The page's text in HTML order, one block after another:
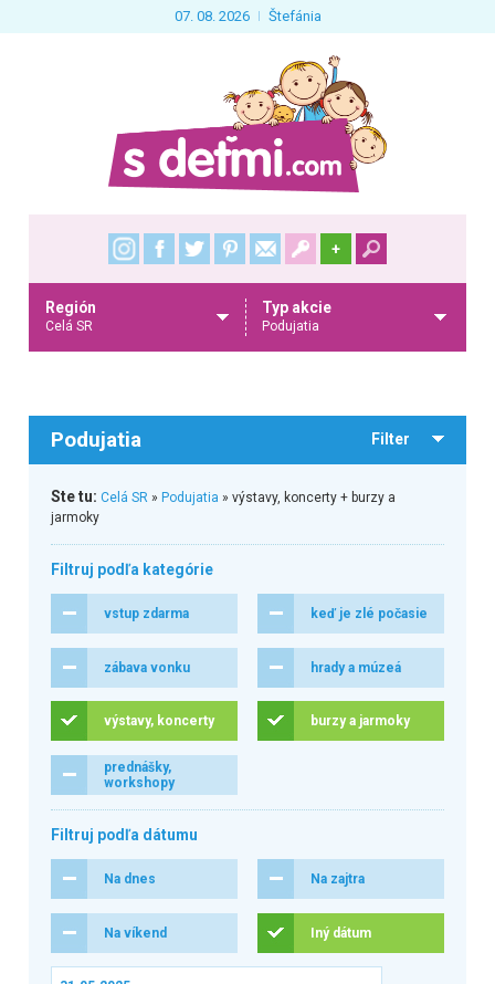
07. 08. 2026 Štefánia
+
Región
Celá SR
Typ akcie
Podujatia
Podujatia Filter
Ste tu: Celá SR» Podujatia » výstavy, koncerty + burzy a
jarmoky
Filtruj podľa kategórie
vstup zdarma keď je zlé počasie
zábava vonku hrady a múzeá
výstavy, koncerty burzy a jarmoky
prednášky,
workshopy
Filtruj podľa dátumu
Na dnes Na zajtra
Na víkend Iný dátum